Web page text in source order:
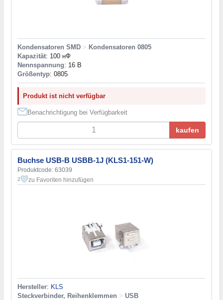
Kondensatoren SMD > Kondensatoren 0805
Kapazität: 100 нФ
Nennspannung: 16 В
Größentyp: 0805
Produkt ist nicht verfügbar
Benachrichtigung bei Verfügbarkeit
kaufen
Buchse USB-B USBB-1J (KLS1-151-W)
Produktcode: 63039
2 zu Favoriten hinzufügen
Hersteller: KLS
Steckverbinder, Reihenklemmen > USB